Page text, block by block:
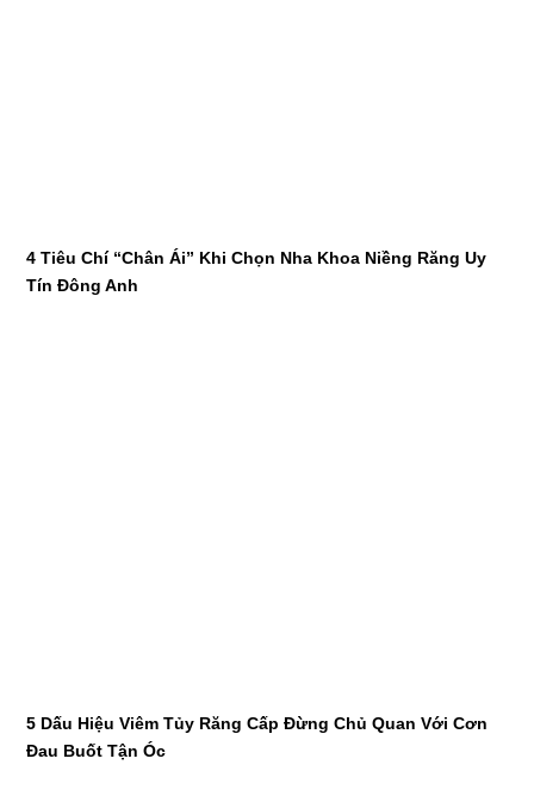
4 Tiêu Chí “Chân Ái” Khi Chọn Nha Khoa Niềng Răng Uy
Tín Đông Anh
5 Dấu Hiệu Viêm Tủy Răng Cấp Đừng Chủ Quan Với Cơn
Đau Buốt Tận Óc